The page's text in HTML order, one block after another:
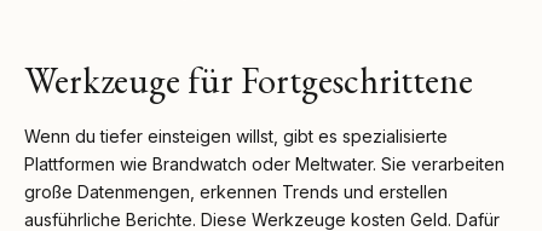
Werkzeuge für Fortgeschrittene
Wenn du tiefer einsteigen willst, gibt es spezialisierte
Plattformen wie Brandwatch oder Meltwater. Sie verarbeiten
große Datenmengen, erkennen Trends und erstellen
ausführliche Berichte. Diese Werkzeuge kosten Geld. Dafür